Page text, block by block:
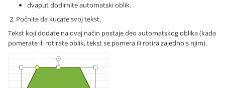
dvaput dodirnite automatski oblik.
Počnite da kucate svoj tekst.
Tekst koji dodate na ovaj način postaje deo automatskog oblika (kada
pomerate ili rotirate oblik, tekst se pomera ili rotira zajedno s njim).